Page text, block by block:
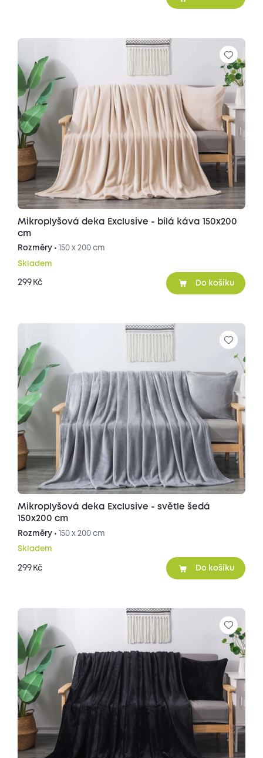
Mikroplyšová deka Exclusive - bílá káva 150x200
cm
Rozměry • 150 x 200 cm
Skladem
299 Kč Do košíku
Mikroplyšová deka Exclusive - světle šedá
150x200 cm
Rozměry • 150 x 200 cm
Skladem
299 Kč Do košíku